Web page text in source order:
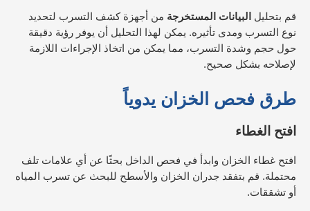
قم بتحليل البيانات المستخرجة من أجهزة كشف التسرب لتحديد
نوع التسرب ومدى تأثيره. يمكن لهذا التحليل أن يوفر رؤية دقيقة
حول حجم وشدة التسرب، مما يمكن من اتخاذ الإجراءات اللازمة
لإصلاحه بشكل صحيح.
طرق فحص الخزان يدوياً
افتح الغطاء
افتح غطاء الخزان وابدأ في فحص الداخل بحثًا عن أي علامات تلف
محتملة. قم بتفقد جدران الخزان والأسطح للبحث عن تسرب المياه
أو تشققات.